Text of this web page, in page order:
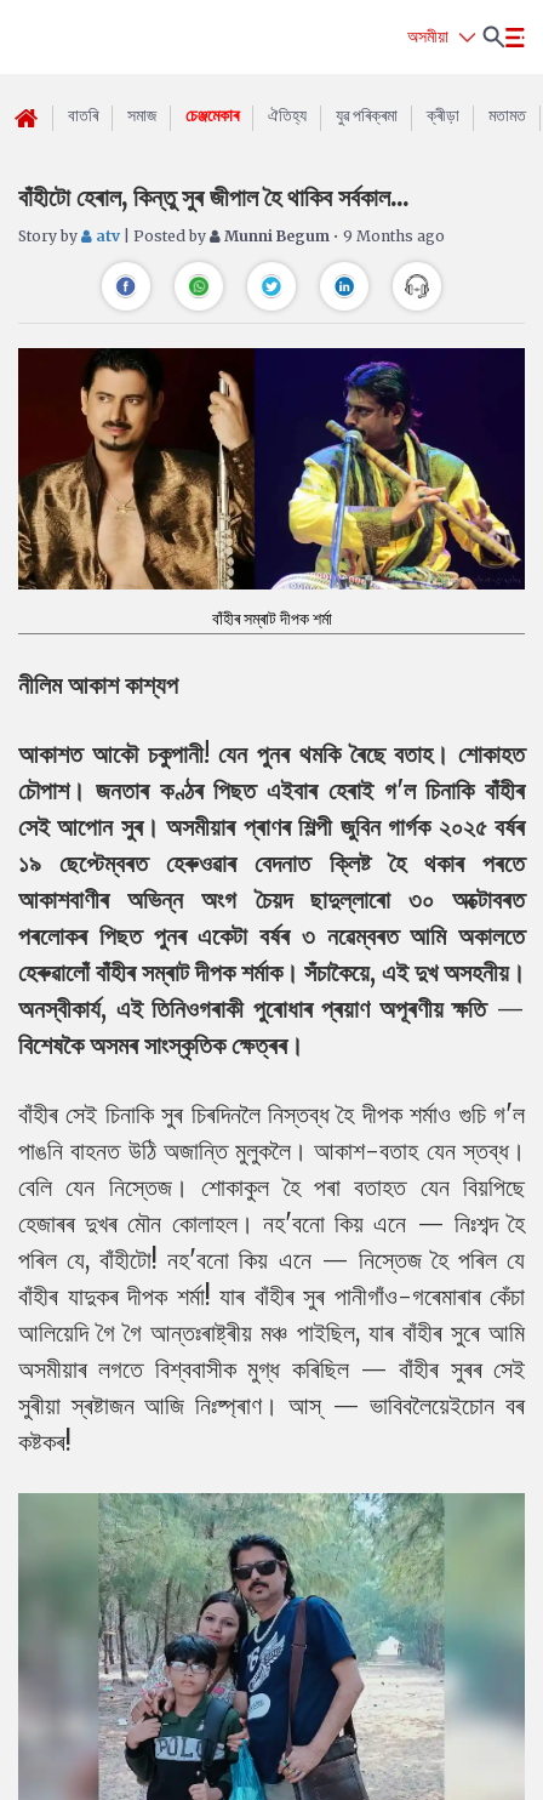
অসমীয়া
বাতৰি সমাজ চেঞ্জমেকাৰ ঐতিহ্য যুৱ পৰিক্ৰমা ক্ৰীড়া মতামত
বাঁহীটো হেৰাল, কিন্তু সুৰ জীপাল হৈ থাকিব সৰ্বকাল...
Story by atv | Posted by Munni Begum • 9 Months ago
বাঁহীৰ সম্ৰাট দীপক শৰ্মা
নীলিম আকাশ কাশ্যপ
আকাশত আকৌ চকুপানী! যেন পুনৰ থমকি ৰৈছে বতাহ। শোকাহত
চৌপাশ। জনতাৰ কণ্ঠৰ পিছত এইবাৰ হেৰাই গ'ল চিনাকি বাঁহীৰ
সেই আপোন সুৰ। অসমীয়াৰ প্ৰাণৰ শিল্পী জুবিন গাৰ্গক ২০২৫ বৰ্ষৰ
১৯ ছেপ্টেম্বৰত হেৰুওৱাৰ বেদনাত ক্লিষ্ট হৈ থকাৰ পৰতে
আকাশবাণীৰ অভিন্ন অংগ চৈয়দ ছাদুল্লাৰো ৩০ অক্টোবৰত
পৰলোকৰ পিছত পুনৰ একেটা বৰ্ষৰ ৩ নৱেম্বৰত আমি অকালতে
হেৰুৱালোঁ বাঁহীৰ সম্ৰাট দীপক শৰ্মাক। সঁচাকৈয়ে, এই দুখ অসহনীয়।
অনস্বীকাৰ্য, এই তিনিওগৰাকী পুৰোধাৰ প্ৰয়াণ অপূৰণীয় ক্ষতি —
বিশেষকৈ অসমৰ সাংস্কৃতিক ক্ষেত্ৰৰ।
বাঁহীৰ সেই চিনাকি সুৰ চিৰদিনলৈ নিস্তব্ধ হৈ দীপক শৰ্মাও গুচি গ'ল
পাঙনি বাহনত উঠি অজান্তি মুলুকলৈ। আকাশ-বতাহ যেন স্তব্ধ।
বেলি যেন নিস্তেজ। শোকাকুল হৈ পৰা বতাহত যেন বিয়পিছে
হেজাৰৰ দুখৰ মৌন কোলাহল। নহ'বনো কিয় এনে — নিঃশব্দ হৈ
পৰিল যে, বাঁহীটো! নহ'বনো কিয় এনে — নিস্তেজ হৈ পৰিল যে
বাঁহীৰ যাদুকৰ দীপক শৰ্মা! যাৰ বাঁহীৰ সুৰ পানীগাঁও-গৰেমাৰাৰ কেঁচা
আলিয়েদি গৈ গৈ আন্তঃৰাষ্ট্ৰীয় মঞ্চ পাইছিল, যাৰ বাঁহীৰ সুৰে আমি
অসমীয়াৰ লগতে বিশ্ববাসীক মুগ্ধ কৰিছিল — বাঁহীৰ সুৰৰ সেই
সুৰীয়া স্ৰষ্টাজন আজি নিঃষ্প্ৰাণ। আস্ — ভাবিবলৈয়েইচোন বৰ
কষ্টকৰ!